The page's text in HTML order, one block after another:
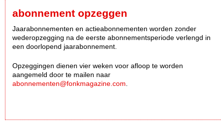
abonnement opzeggen
Jaarabonnementen en actieabonnementen worden zonder
wederopzegging na de eerste abonnementsperiode verlengd in
een doorlopend jaarabonnement.
Opzeggingen dienen vier weken voor afloop te worden
aangemeld door te mailen naar
abonnementen@fonkmagazine.com